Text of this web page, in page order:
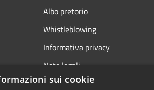
Albo pretorio
Whistleblowing
Informativa privacy
Note legali
Dichiarazione di accessibilità
sui cookie